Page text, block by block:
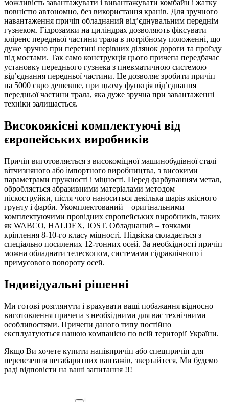
можливість завантажувати і вивантажувати комбайн і жатку
повністю автономно, без використання кранів. Для зручного
навантаження причіп обладнаний від’єднувальним переднім
гузнеком. Гідрозамки на циліндрах дозволяють фіксувати
кліренс передньої частини трала в потрібному положенні, що
дуже зручно при перетині нерівних ділянок дороги та проїзду
під мостами. Так само конструкція цього причепа передбачає
установку переднього гузнека з пневматичною системою
від’єднання передньої частини. Це дозволяє зробити причіп
на 5000 євро дешевше, при цьому функція від’єднання
передньої частини трала, яка дуже зручна при завантаженні
техніки залишається.
Високоякісні комплектуючі від
європейських виробників
Причіп виготовляється з високоміцної машинобудівної сталі
вітчизняного або імпортного виробництва, з високими
параметрами пружності і міцності. Перед фарбуванням метал,
обробляється абразивними матеріалами методом
піскоструйки, після чого наноситься декілька шарів якісного
грунту і фарби. Укомплектований – оригінальними
комплектуючими провідних європейських виробників, таких
як WABCO, HALDEX, JOST. Обладнаний – точками
кріплення 8-10-го класу міцності. Підвіска складається з
спеціально посилених 12-тонних осей. За необхідності причіп
можна обладнати телескопом, системами гідравлічного і
примусового повороту осей.
Індивідуальні рішенні
Ми готові розглянути і врахувати ваші побажання відносно
виготовлення причепа з необхідними для вас технічними
особливостями. Причепи даного типу постійно
експлуатуються нашою компанією по всій території України.
Якщо Ви хочете купити напівпричіп або cпецпричіп для
перевезення негабаритних вантажів, звертайтеся, Ми будемо
раді відповісти на ваші запитання !!!